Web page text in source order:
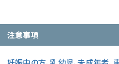
注意事項